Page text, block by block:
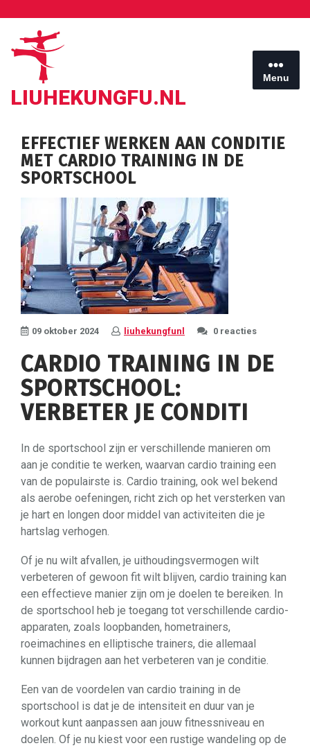
inhoud
LIUHEKUNGFU.NL
Menu
EFFECTIEF WERKEN AAN CONDITIE
MET CARDIO TRAINING IN DE
SPORTSCHOOL
09 oktober 2024 liuhekungfunl 0 reacties
CARDIO TRAINING IN DE
SPORTSCHOOL:
VERBETER JE CONDITI
In de sportschool zijn er verschillende manieren om
aan je conditie te werken, waarvan cardio training een
van de populairste is. Cardio training, ook wel bekend
als aerobe oefeningen, richt zich op het versterken van
je hart en longen door middel van activiteiten die je
hartslag verhogen.
Of je nu wilt afvallen, je uithoudingsvermogen wilt
verbeteren of gewoon fit wilt blijven, cardio training kan
een effectieve manier zijn om je doelen te bereiken. In
de sportschool heb je toegang tot verschillende cardio-
apparaten, zoals loopbanden, hometrainers,
roeimachines en elliptische trainers, die allemaal
kunnen bijdragen aan het verbeteren van je conditie.
Een van de voordelen van cardio training in de
sportschool is dat je de intensiteit en duur van je
workout kunt aanpassen aan jouw fitnessniveau en
doelen. Of je nu kiest voor een rustige wandeling op de